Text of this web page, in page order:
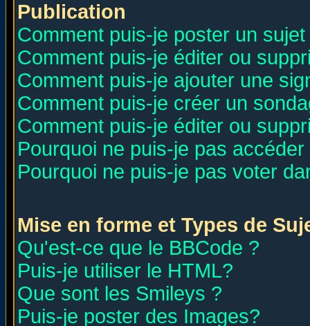
Publication
Comment puis-je poster un
Comment puis-je éditer ou
Comment puis-je ajouter une
Comment puis-je créer un
Comment puis-je éditer ou
Pourquoi ne puis-je pas
Pourquoi ne puis-je pas voter
Mise en forme et Types de
Qu'est-ce que le BBCode ?
Puis-je utiliser le HTML?
Que sont les Smileys ?
Puis-je poster des Images?